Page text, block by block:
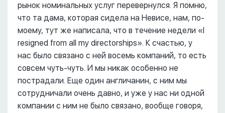
рынок номинальных услуг перевернулся. Я помню,
что та дама, которая сидела на Невисе, нам, по-
моему, тут же написала, что в течение недели «I
resigned from all my directorships». К счастью, у
нас было связано с ней восемь компаний, то есть
совсем чуть-чуть. И мы никак особенно не
пострадали. Еще один англичанин, с ним мы
сотрудничали очень давно, и уже у нас ни одной
компании с ним не было связано, вообще говоря,